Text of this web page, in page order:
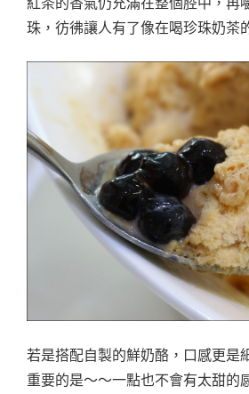
珠，彷彿讓人有了像在喝珍珠奶茶
若是搭配自製的鮮奶酪，口感更是
重要的是～～一點也不會有太甜的